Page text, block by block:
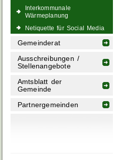
Interkommunale
Wärmeplanung
Netiquette für Social Media
Gemeinderat
Ausschreibungen /
Stellenangebote
Amtsblatt der
Gemeinde
Partnergemeinden